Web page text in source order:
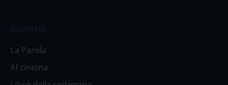
La Parola
Al cinema